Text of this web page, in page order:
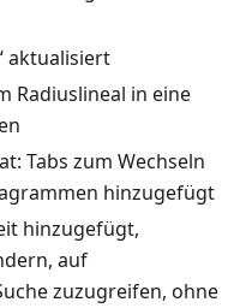
aktualisiert
Radiuslineal in eine
Tabs zum Wechseln
hinzugefügt
hinzugefügt,
auf
zuzugreifen, ohne